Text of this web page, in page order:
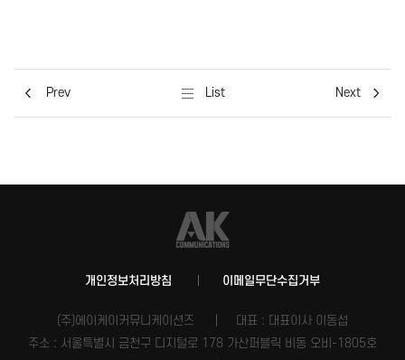
Prev List Next
개인정보처리방침 이메일무단수집거부
(주)에이케이커뮤니케이션즈
대표 : 대표이사 이동섭
주소 : 서울특별시 금천구 디지털로 178 가산퍼블릭 비동 오비-1805호